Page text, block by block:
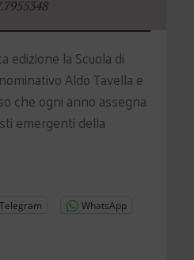
edizione la Scuola di
Aldo Tavella e
che ogni anno assegna
emergenti della
Telegram WhatsApp